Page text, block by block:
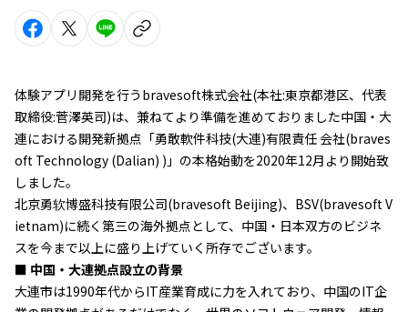
体験アプリ開発を行うbravesoft株式会社(本社:東京都港区、代表
取締役:菅澤英司)は、兼ねてより準備を進めておりました中国・大
連における開発新拠点「勇敢軟件科技(大連)有限責任 会社(braves
oft Technology (Dalian) )」の本格始動を2020年12月より開始致
しました。
北京勇软博盛科技有限公司(bravesoft Beijing)、BSV(bravesoft V
ietnam)に続く第三の海外拠点として、中国・日本双方のビジネ
スを今まで以上に盛り上げていく所存でございます。
■ 中国・大連拠点設立の背景
大連市は1990年代からIT産業育成に力を入れており、中国のIT企